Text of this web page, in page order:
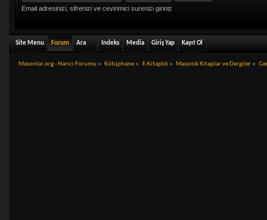
Email adresinizi, sifrenizi ve cevirimici surenizi giriniz
Site Menu Forum Ara Indeks Media Giriş Yap Kayıt Ol
Masonlar.org - Harici Forumu » Kütüphane » E-Kitaplık» Masonik Kitaplar ve Dergiler»